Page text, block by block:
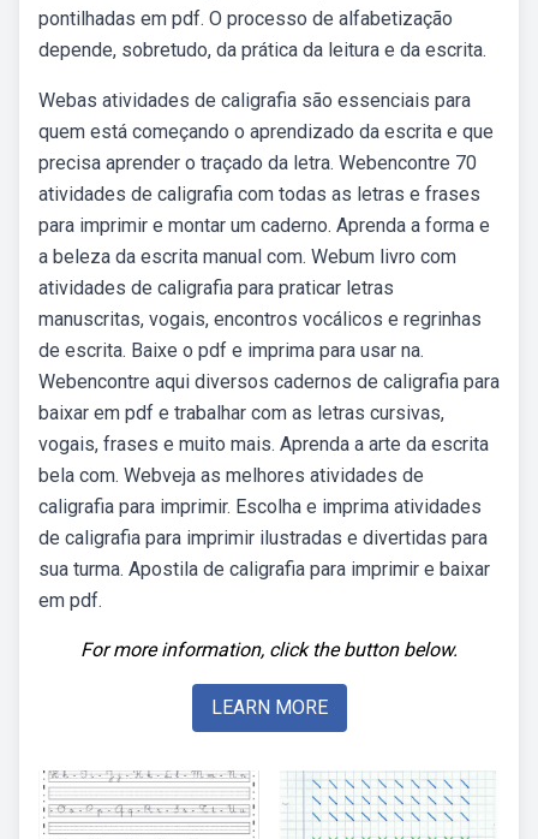
pontilhadas em pdf. O processo de alfabetização
depende, sobretudo, da prática da leitura e da escrita.
Webas atividades de caligrafia são essenciais para
quem está começando o aprendizado da escrita e que
precisa aprender o traçado da letra. Webencontre 70
atividades de caligrafia com todas as letras e frases
para imprimir e montar um caderno. Aprenda a forma e
a beleza da escrita manual com. Webum livro com
atividades de caligrafia para praticar letras
manuscritas, vogais, encontros vocálicos e regrinhas
de escrita. Baixe o pdf e imprima para usar na.
Webencontre aqui diversos cadernos de caligrafia para
baixar em pdf e trabalhar com as letras cursivas,
vogais, frases e muito mais. Aprenda a arte da escrita
bela com. Webveja as melhores atividades de
caligrafia para imprimir. Escolha e imprima atividades
de caligrafia para imprimir ilustradas e divertidas para
sua turma. Apostila de caligrafia para imprimir e baixar
em pdf.
For more information, click the button below.
LEARN MORE